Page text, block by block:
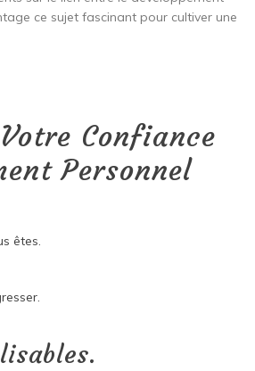
ce sujet fascinant pour cultiver une
Confiance
Personnel
êtes.